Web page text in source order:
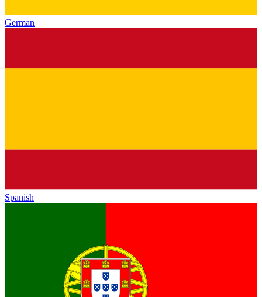
German
Spanish